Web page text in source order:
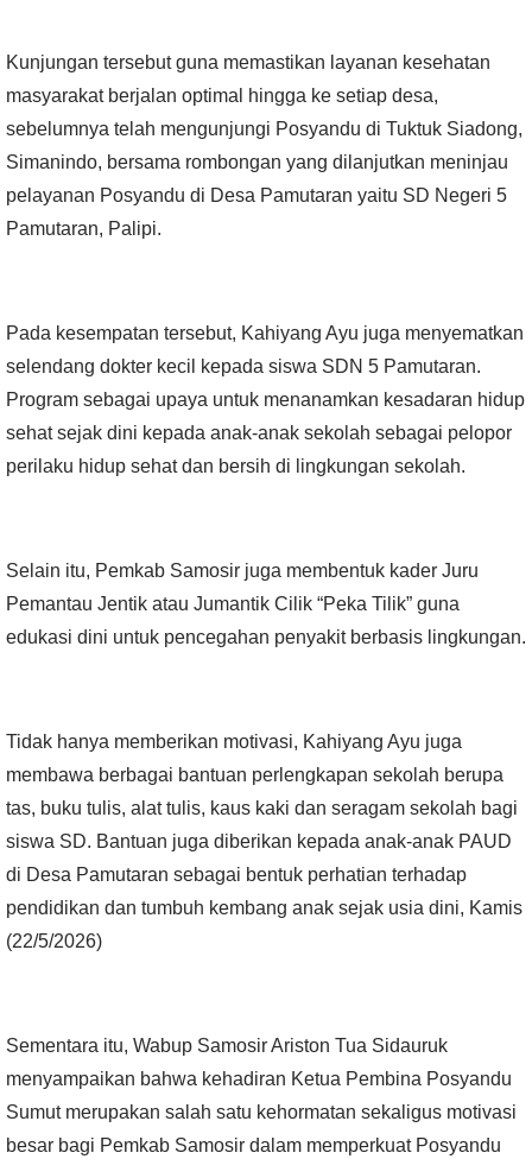
Kunjungan tersebut guna memastikan layanan kesehatan
masyarakat berjalan optimal hingga ke setiap desa,
sebelumnya telah mengunjungi Posyandu di Tuktuk Siadong,
Simanindo, bersama rombongan yang dilanjutkan meninjau
pelayanan Posyandu di Desa Pamutaran yaitu SD Negeri 5
Pamutaran, Palipi.
Pada kesempatan tersebut, Kahiyang Ayu juga menyematkan
selendang dokter kecil kepada siswa SDN 5 Pamutaran.
Program sebagai upaya untuk menanamkan kesadaran hidup
sehat sejak dini kepada anak-anak sekolah sebagai pelopor
perilaku hidup sehat dan bersih di lingkungan sekolah.
Selain itu, Pemkab Samosir juga membentuk kader Juru
Pemantau Jentik atau Jumantik Cilik “Peka Tilik” guna
edukasi dini untuk pencegahan penyakit berbasis lingkungan.
Tidak hanya memberikan motivasi, Kahiyang Ayu juga
membawa berbagai bantuan perlengkapan sekolah berupa
tas, buku tulis, alat tulis, kaus kaki dan seragam sekolah bagi
siswa SD. Bantuan juga diberikan kepada anak-anak PAUD
di Desa Pamutaran sebagai bentuk perhatian terhadap
pendidikan dan tumbuh kembang anak sejak usia dini, Kamis
(22/5/2026)
Sementara itu, Wabup Samosir Ariston Tua Sidauruk
menyampaikan bahwa kehadiran Ketua Pembina Posyandu
Sumut merupakan salah satu kehormatan sekaligus motivasi
besar bagi Pemkab Samosir dalam memperkuat Posyandu